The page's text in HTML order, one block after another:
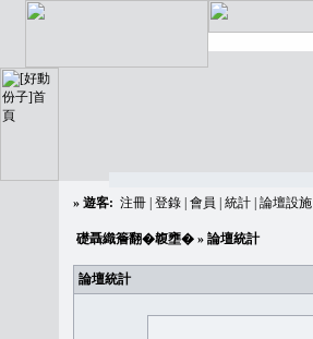
» 遊客: 注冊 登錄 會員 統計 論壇設施
礎聶織簷翻�䪖壅� » 論壇統計
論壇統計